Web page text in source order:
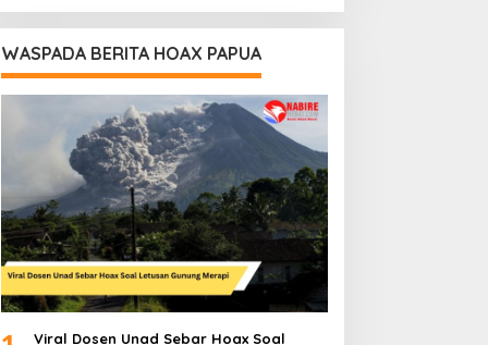
WASPADA BERITA HOAX PAPUA
Viral Dosen Unad Sebar Hoax Soal